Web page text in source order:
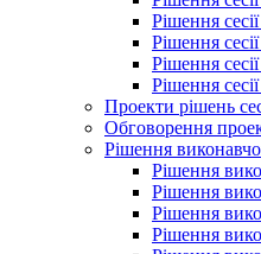
Рішення
Рішення
Рішення
Рішення
Проекти рішень
Обговорення
Рішення
Рішення
Рішення
Рішення
Рішення